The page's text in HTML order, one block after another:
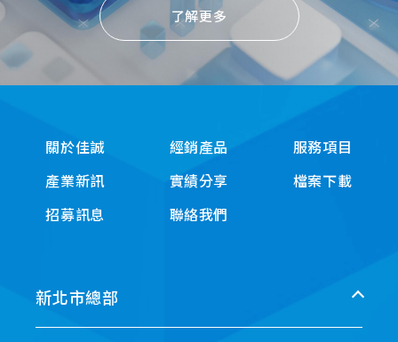
了解更多
關於佳誠 經銷產品
服務項目
產業新訊
實績分享
檔案下載
招募訊息
聯絡我們
新北市總部